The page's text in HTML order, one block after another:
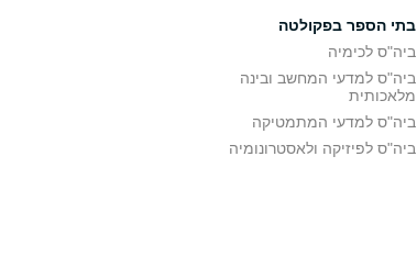
בתי הספר בפקולטה
ביה"ס לכימיה
ביה"ס למדעי המחשב ובינה
מלאכותית
ביה"ס למדעי המתמטיקה
ביה"ס לפיזיקה ולאסטרונומיה